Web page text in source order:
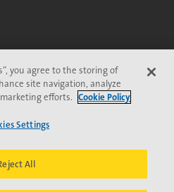
隐私保护
you agree to the storing of
site navigation, analyze
efforts. Cookie Policy
Settings
All